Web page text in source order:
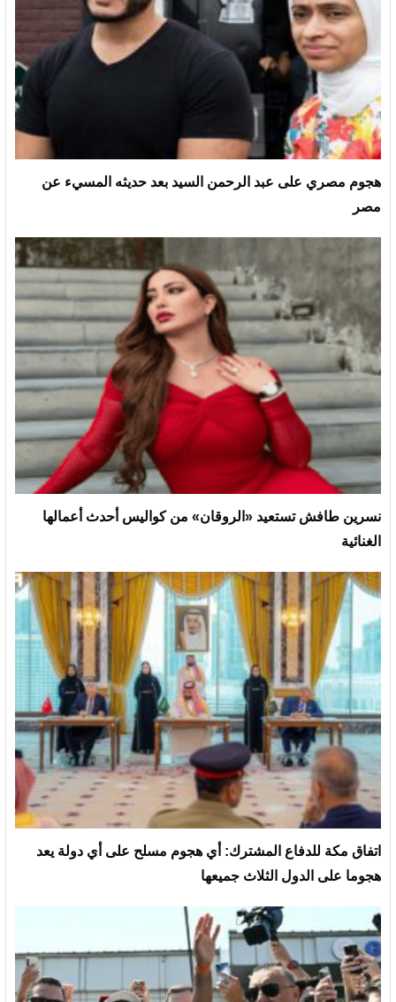
هجوم مصري على عبد الرحمن السيد بعد حديثه المسيء عن
مصر
نسرين طافش تستعيد «الروقان» من كواليس أحدث أعمالها
الغنائية
‏اتفاق مكة للدفاع المشترك: أي هجوم مسلح على أي دولة يعد
هجوما على الدول الثلاث جميعها